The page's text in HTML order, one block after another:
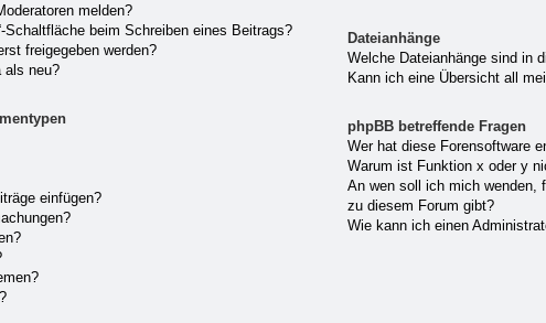
melden?
Schaltfläche beim Schreiben eines Beitrags?
freigegeben werden?
als neu?
einfügen?
Dateianhänge
Welche Dateianhänge sind in
Kann ich eine Übersicht all
phpBB betreffende Fragen
Wer hat diese Forensoftware
Warum ist Funktion x oder y
An wen soll ich mich wenden,
zu diesem Forum gibt?
Wie kann ich einen